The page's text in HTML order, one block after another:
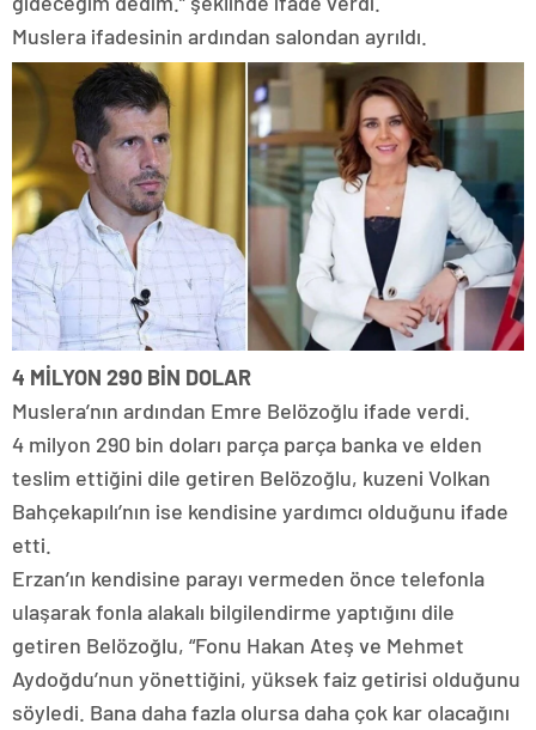
Muslera ifadesinin ardından salondan ayrıldı.
4 MİLYON 290 BİN DOLAR
Muslera’nın ardından Emre Belözoğlu ifade verdi.
4 milyon 290 bin doları parça parça banka ve elden
teslim ettiğini dile getiren Belözoğlu, kuzeni Volkan
Bahçekapılı’nın ise kendisine yardımcı olduğunu ifade
etti.
Erzan’ın kendisine parayı vermeden önce telefonla
ulaşarak fonla alakalı bilgilendirme yaptığını dile
getiren Belözoğlu, “Fonu Hakan Ateş ve Mehmet
Aydoğdu’nun yönettiğini, yüksek faiz getirisi olduğunu
söyledi. Bana daha fazla olursa daha çok kar olacağını